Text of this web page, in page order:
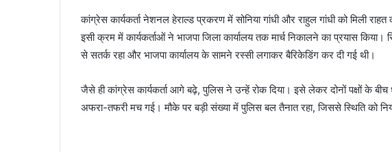
कांग्रेस कार्यकर्ता नेशनल हेराल्ड प्रकरण में सोनिया गांधी और राहुल गांधी को मिली
इसी क्रम में कार्यकर्ताओं ने भाजपा जिला कार्यालय तक मार्च निकालने का प्रयास
से सतर्क रहा और भाजपा कार्यालय के सामने रस्सी लगाकर बैरिकेडिंग कर दी गई थी।
जैसे ही कांग्रेस कार्यकर्ता आगे बढ़े, पुलिस ने उन्हें रोक दिया। इसे लेकर दोनों पक्षों के
अफरा-तफरी मच गई। मौके पर बड़ी संख्या में पुलिस बल तैनात रहा, जिससे स्थिति को